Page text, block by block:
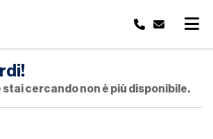
stai cercando non è più disponibile.